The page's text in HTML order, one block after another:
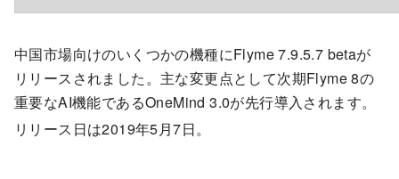
中国市場向けのいくつかの機種にFlyme 7.9.5.7 betaが
リリースされました。主な変更点として次期Flyme 8の
重要なAI機能であるOneMind 3.0が先行導入されます。
リリース日は2019年5月7日。